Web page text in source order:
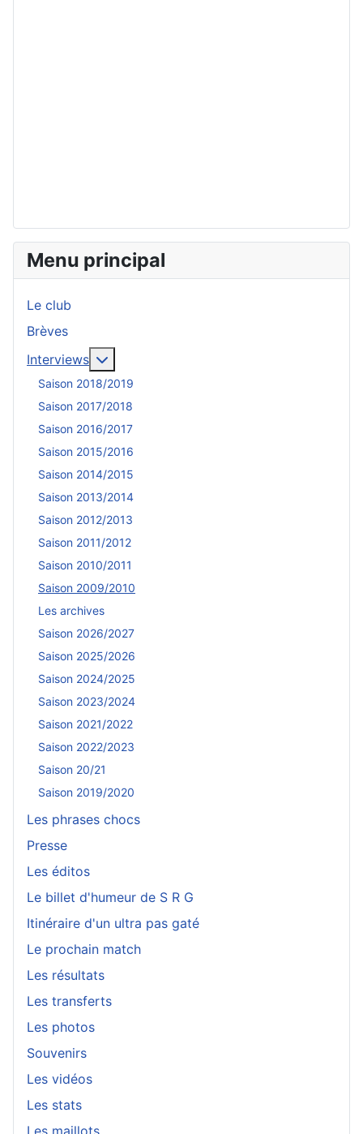
Menu principal
Le club
Brèves
Interviews
Saison 2018/2019
Saison 2017/2018
Saison 2016/2017
Saison 2015/2016
Saison 2014/2015
Saison 2013/2014
Saison 2012/2013
Saison 2011/2012
Saison 2010/2011
Saison 2009/2010
Les archives
Saison 2026/2027
Saison 2025/2026
Saison 2024/2025
Saison 2023/2024
Saison 2021/2022
Saison 2022/2023
Saison 20/21
Saison 2019/2020
Les phrases chocs
Presse
Les éditos
Le billet d'humeur de S R G
Itinéraire d'un ultra pas gaté
Le prochain match
Les résultats
Les transferts
Les photos
Souvenirs
Les vidéos
Les stats